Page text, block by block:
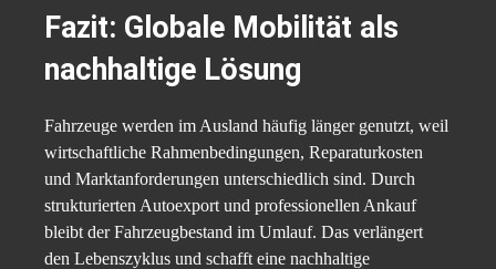
Fazit: Globale Mobilität als
nachhaltige Lösung
Fahrzeuge werden im Ausland häufig länger genutzt, weil
wirtschaftliche Rahmenbedingungen, Reparaturkosten
und Marktanforderungen unterschiedlich sind. Durch
strukturierten Autoexport und professionellen Ankauf
bleibt der Fahrzeugbestand im Umlauf. Das verlängert
den Lebenszyklus und schafft eine nachhaltige